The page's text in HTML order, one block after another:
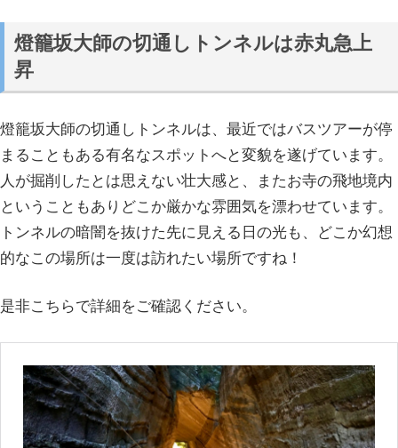
燈籠坂大師の切通しトンネルは赤丸急上
昇
燈籠坂大師の切通しトンネルは、最近ではバスツアーが停
まることもある有名なスポットへと変貌を遂げています。
人が掘削したとは思えない壮大感と、またお寺の飛地境内
ということもありどこか厳かな雰囲気を漂わせています。
トンネルの暗闇を抜けた先に見える日の光も、どこか幻想
的なこの場所は一度は訪れたい場所ですね！
是非こちらで詳細をご確認ください。